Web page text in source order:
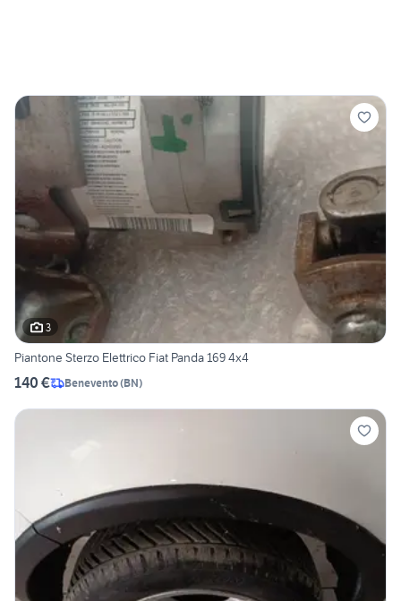
3
Piantone Sterzo Elettrico Fiat Panda 169 4x4
140 € Benevento(BN)